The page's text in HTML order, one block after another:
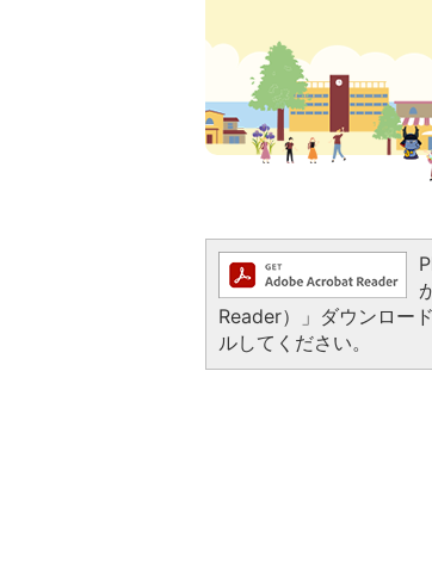
Reader）」ダウンロー
ルしてください。